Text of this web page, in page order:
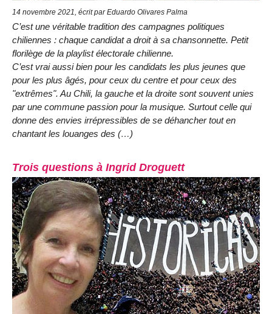
14 novembre 2021, écrit par Eduardo Olivares Palma
C’est une véritable tradition des campagnes politiques
chiliennes : chaque candidat a droit à sa chansonnette. Petit
florilège de la playlist électorale chilienne.
C’est vrai aussi bien pour les candidats les plus jeunes que
pour les plus âgés, pour ceux du centre et pour ceux des
"extrêmes". Au Chili, la gauche et la droite sont souvent unies
par une commune passion pour la musique. Surtout celle qui
donne des envies irrépressibles de se déhancher tout en
chantant les louanges des (…)
Trois questions à Ingrid Droguett